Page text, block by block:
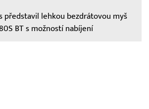
představil lehkou bezdrátovou myš
BT s možností nabíjení